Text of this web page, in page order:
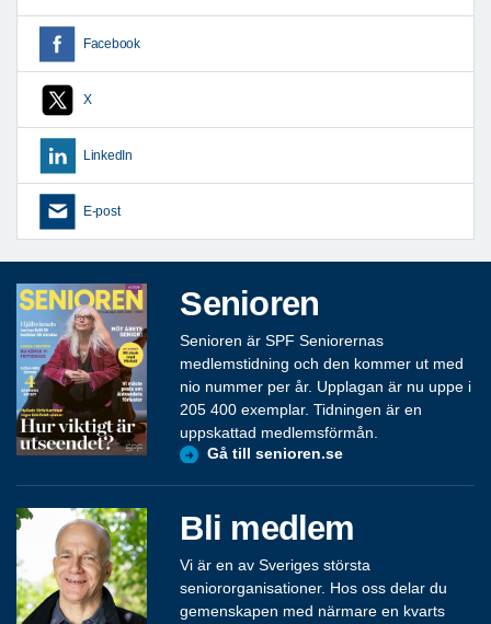
Facebook
X
LinkedIn
E-post
Senioren
Senioren är SPF Seniorernas
medlemstidning och den kommer ut med
nio nummer per år. Upplagan är nu uppe i
205 400 exemplar. Tidningen är en
uppskattad medlemsförmån.
Gå till senioren.se
Bli medlem
Vi är en av Sveriges största
seniororganisationer. Hos oss delar du
gemenskapen med närmare en kvarts